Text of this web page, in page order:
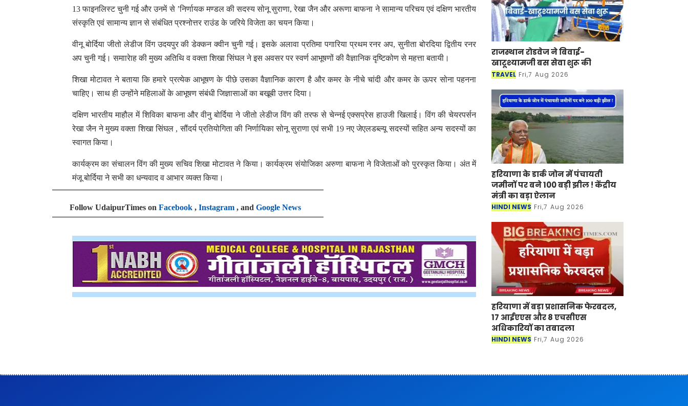
13 फाइनलिस्ट चुनी गई और उनमें से ’निर्णायक मण्डल की सदस्य सोनू सुराणा, रेखा जैन और अरूणा बाफना ने सामान्य परिचय एवं दक्षिण भारतीय
संस्कृति एवं सामान्य ज्ञान से संबंधित प्रश्नोत्तर राउंड के जरिये विजेता का चयन किया।
वीनू बोर्दिया जीतो लेडीज विंग उदयपुर की डेक्कन क्वीन चुनी गई। इसके अलावा प्रतिमा पगारिया प्रथम रनर अप, सुनीता बोरदिया द्वितीय रनर
अप चुनी गई। समाारेाह की मुख्य अतिथि व वक्ता शिखा सिंघल ने इस अवसर पर स्वर्ण आभूषणों की वैज्ञानिक दृष्टिकोण से महत्ता बतायी।
शिखा मोटावत ने बताया कि हमारे प्रत्येक आभूषण के पीछे उसका वैज्ञानिक कारण है और कमर के नीचे चांदी और कमर के ऊपर सोना पहनना
चाहिए। साथ ही उन्होंने महिलाओं के आभूषण संबंधी जिज्ञासाओं का बखूबी उत्तर दिया।
दक्षिण भारतीय माहौल में शिविका बाफना और वीनु बोर्दिया ने जीतो लेडीज विंग की तरफ से चेन्नई एक्सप्रेस हाउजी खिलाई। विंग की चेयरपर्सन
रेखा जैन ने मुख्य वक्ता शिखा सिंघल , सौंदर्य प्रतियोगिता की निर्णायिका सोनू सुराणा एवं सभी 19 नए जेएलडब्ल्यू सदस्यों सहित अन्य सदस्यों का
स्वागत किया।
कार्यक्रम का संचालन विंग की मुख्य सचिव शिखा मोटावत ने किया। कार्यक्रम संयोजिका अरुणा बाफना ने विजेताओं को पुरस्कृत किया। अंत में
मंजू बोर्दिया ने सभी का धन्यवाद व आभार व्यक्त किया।
Follow UdaipurTimes on Facebook , Instagram , and Google News
राजस्थान रोडवेज ने बिवाई-
खाटूश्यामजी बस सेवा शुरू की
TRAVEL Fri,7 Aug 2026
हरियाणा के डार्क जोन में पंचायती
जमीनों पर बने 100 बड़ी झील ! केंद्रीय
मंत्री का बड़ा ऐलान
HINDI NEWS Fri,7 Aug 2026
हरियाणा में बड़ा प्रशासनिक फेरबदल,
17 आईएएस और 8 एचसीएस
अधिकारियों का तबादला
HINDI NEWS Fri,7 Aug 2026